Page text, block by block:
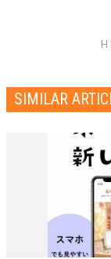
SIMILAR